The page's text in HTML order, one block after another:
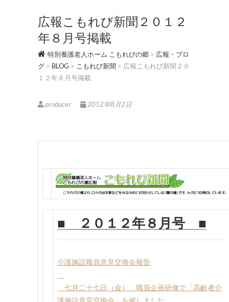
広報こもれび新聞２０１２
年８月号掲載
特別養護老人ホーム こもれびの郷 > 広報・ブロ
グ > BLOG > こもれび新聞 > 広報こもれび新聞２０
１２年８月号掲載
producer 2012年8月2日
■ ２０１２年８月号 ■
介護施設職員意見交換会報告
七月二十七日（金）。職員企画研修で「高齢者介
護施設意見交換会」を催しました。